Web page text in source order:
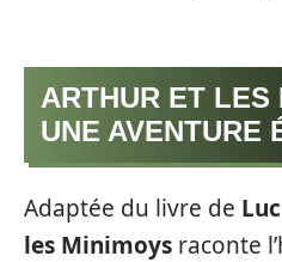
ARTHUR ET LES
UNE AVENTURE
Adaptée du livre de
les Minimoys raconte